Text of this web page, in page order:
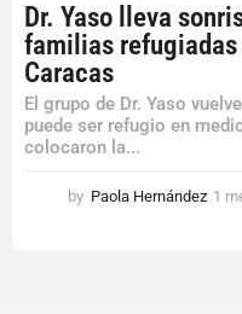
Dr. Yaso lleva
familias
Caracas
El grupo de Dr. Yaso
puede ser refugio en
colocaron la...
by Paola Hernández 1